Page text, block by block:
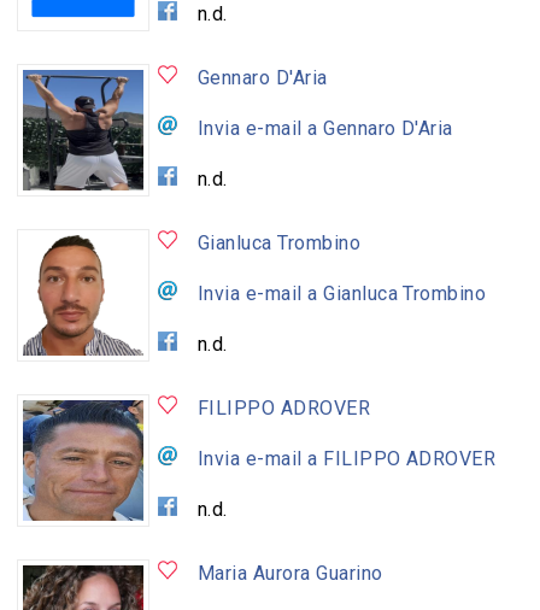
n.d.
Gennaro D'Aria
Invia e-mail a Gennaro D'Aria
n.d.
Gianluca Trombino
Invia e-mail a Gianluca Trombino
n.d.
FILIPPO ADROVER
Invia e-mail a FILIPPO ADROVER
n.d.
Maria Aurora Guarino